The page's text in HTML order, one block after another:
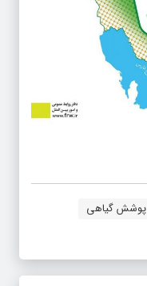
پوشش گیاهی